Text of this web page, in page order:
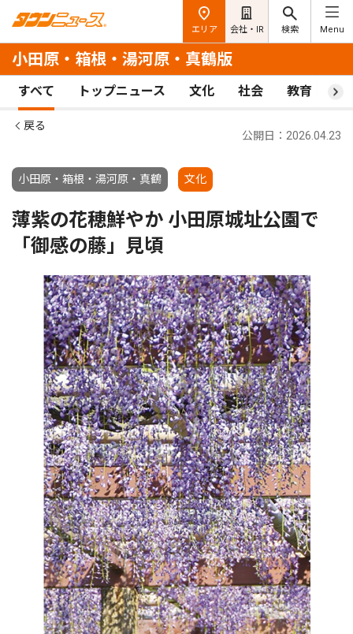
エリア 会社・IR 検索 Menu
小田原・箱根・湯河原・真鶴版
すべて トップニュース 文化 社会 教育 ス
戻る
小田原・箱根・湯河原・真鶴 文化
公開日：2026.04.23
薄紫の花穂鮮やか 小田原城址公園で
「御感の藤」見頃